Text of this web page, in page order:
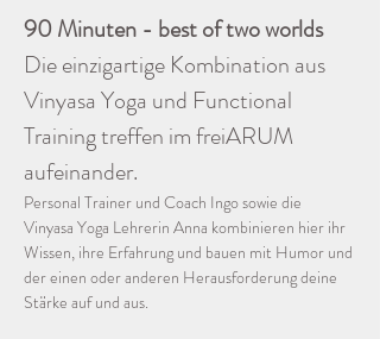
90 Minuten - best of two worlds
Die einzigartige Kombination aus
Vinyasa Yoga und Functional
Training treffen im freiARUM
aufeinander.
Personal Trainer und Coach Ingo sowie die
Vinyasa Yoga Lehrerin Anna kombinieren hier ihr
Wissen, ihre Erfahrung und bauen mit Humor und
der einen oder anderen Herausforderung deine
Stärke auf und aus.